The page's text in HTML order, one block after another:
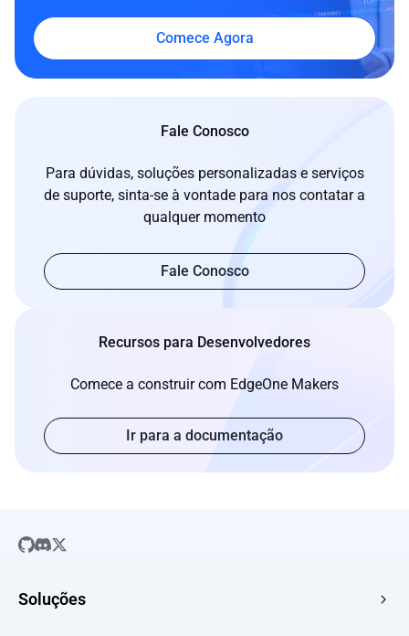
Comece Agora
Fale Conosco
Para dúvidas, soluções personalizadas e serviços
de suporte, sinta-se à vontade para nos contatar a
qualquer momento
Fale Conosco
Recursos para Desenvolvedores
Comece a construir com EdgeOne Makers
Ir para a documentação
Soluções